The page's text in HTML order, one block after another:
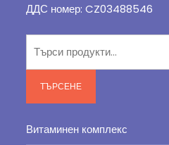
ДДС номер: CZ03488546
ТЪРСЕНЕ
Витаминен комплекс